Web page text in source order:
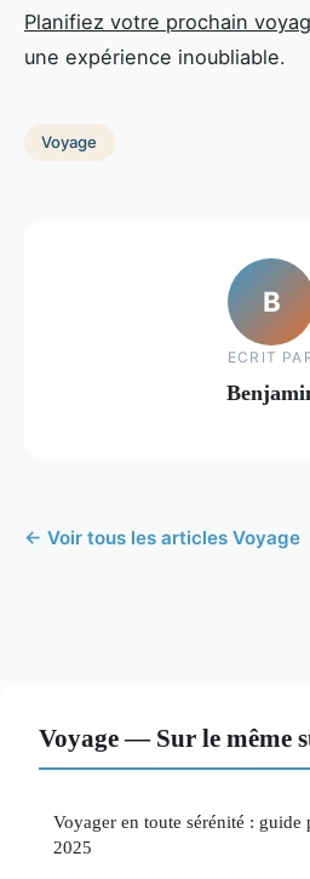
Planifiez votre prochain
une expérience inoubliable.
Voyage
B
ECRIT
← Voir tous les articles Voyage
Voyage — Sur le même
Voyager en toute sérénité : guide
2025